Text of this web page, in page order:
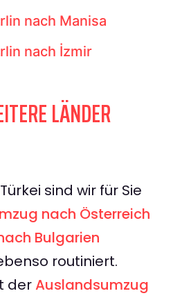
nach Manisa
nach İzmir
LÄNDER
sind wir für Sie
nach Österreich
Bulgarien
routiniert.
derAuslandsumzug